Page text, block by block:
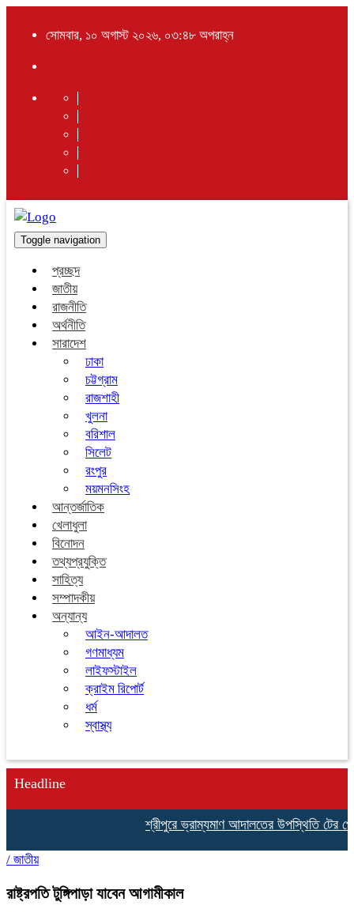
সোমবার, ১০ অগাস্ট ২০২৬, ০৩:৪৮ অপরাহ্ন
Toggle navigation
প্রচ্ছদ
জাতীয়
রাজনীতি
অর্থনীতি
সারাদেশ
ঢাকা
চট্টগ্রাম
রাজশাহী
খুলনা
বরিশাল
সিলেট
রংপুর
ময়মনসিংহ
আন্তর্জাতিক
খেলাধুলা
বিনোদন
তথ্যপ্রযুক্তি
সাহিত্য
সম্পাদকীয়
অন্যান্য
আইন-আদালত
গণমাধ্যম
লাইফস্টাইল
ক্রাইম রিপোর্ট
ধর্ম
স্বাস্থ্য
Headline
শ্রীপুরে ভ্রাম্যমাণ আদালতের উপস্থিতি টের পেয়ে
/ জাতীয়
রাষ্ট্রপতি টুঙ্গিপাড়া যাবেন আগামীকাল